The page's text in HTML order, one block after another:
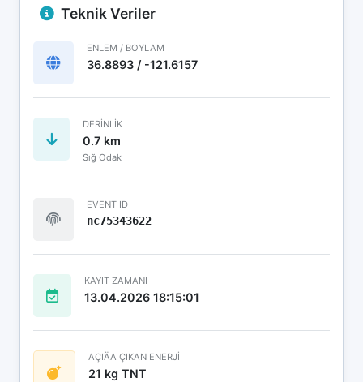
Teknik Veriler
ENLEM / BOYLAM
36.8893 / -121.6157
DERINLIK
0.7 km
Sığ Odak
EVENT ID
nc75343622
KAYIT ZAMANI
13.04.2026 18:15:01
AÇIÄA ÇIKAN ENERJİ
21 kg TNT